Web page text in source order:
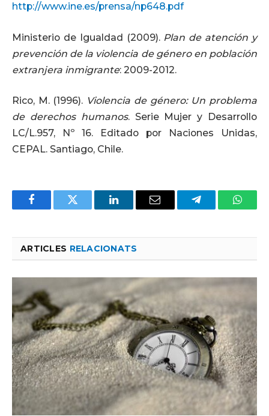
http://www.ine.es/prensa/np648.pdf
Ministerio de Igualdad (2009). Plan de atención y
prevención de la violencia de género en población
extranjera inmigrante: 2009-2012.
Rico, M. (1996). Violencia de género: Un problema
de derechos humanos. Serie Mujer y Desarrollo
LC/L.957, Nº 16. Editado por Naciones Unidas,
CEPAL. Santiago, Chile.
FacebookTwitter LinkedInEmail Telegram
ARTICLES RELACIONATS